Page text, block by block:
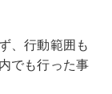
、行動範囲も
でも行った事